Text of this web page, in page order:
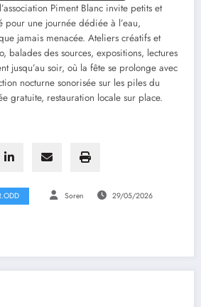
Piment Blanc invite petits et
une journée dédiée à l’eau,
jamais menacée. Ateliers créatifs et
balades des sources, expositions, lectures
jusqu’au soir, où la fête se prolonge avec
nocturne sonorisée sur les piles du
gratuite, restauration locale sur place.
Soren 29/05/2026